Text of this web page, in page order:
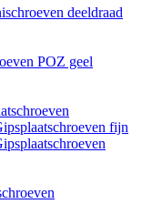
deeldraad
POZ geel
fijn